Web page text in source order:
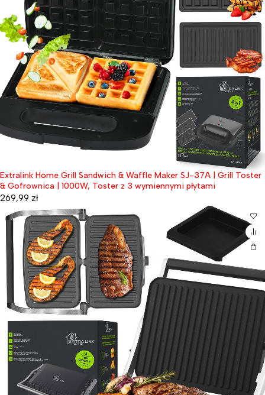
Extralink Home Grill Sandwich & Waffle Maker SJ-37A | Grill Toster
& Gofrownica | 1000W, Toster z 3 wymiennymi płytami
269,99 zł